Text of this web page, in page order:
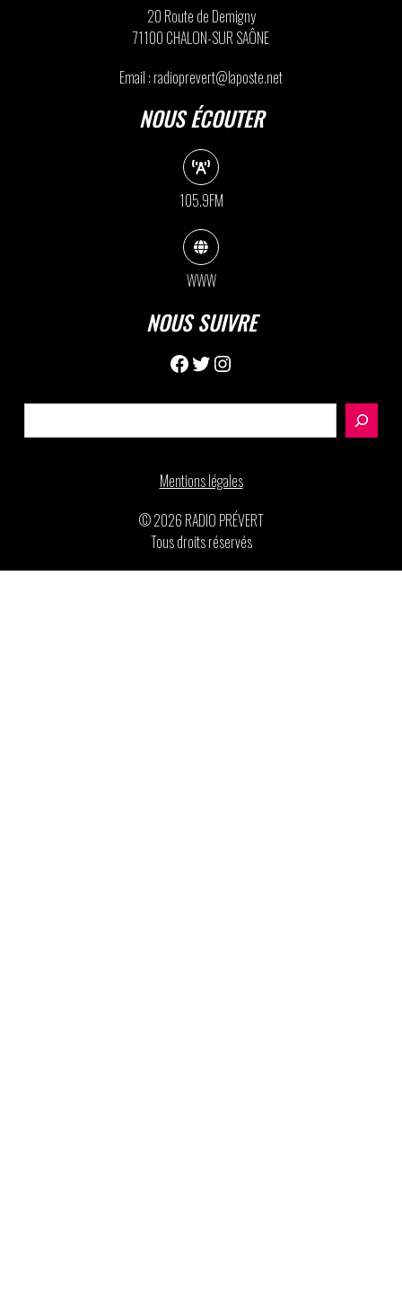
20 Route de Demigny
71100 CHALON-SUR SAÔNE
Email : radioprevert@laposte.net
NOUS ÉCOUTER
105.9FM
WWW
NOUS SUIVRE
Facebook
TwitterInstagram
Mentions légales
© 2026 RADIO PRÉVERT
Tous droits réservés